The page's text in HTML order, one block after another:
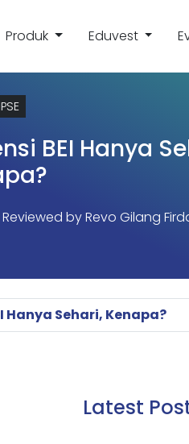
Produk Eduvest
BEI Hanya
by Revo Gilang
Hanya Sehari, Kenapa?
Latest